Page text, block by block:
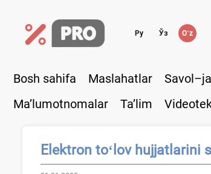
Ру Ўз Oʻz
Bosh sahifa Maslahatlar
Ma’lumotnomalar
Ta’lim
Elektron toʻlov hujjatlarini